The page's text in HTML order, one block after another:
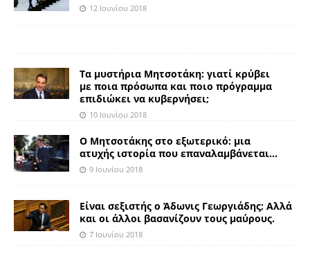
12 Ιουνίου 2018
Τα μυστήρια Μητσοτάκη: γιατί κρύβει
με ποια πρόσωπα και ποιο πρόγραμμα
επιδιώκει να κυβερνήσει;
10 Ιουνίου 2018
Ο Μητσοτάκης στο εξωτερικό: μια
ατυχής ιστορία που επαναλαμβάνεται…
9 Ιουνίου 2018
Είναι σεξιστής ο Άδωνις Γεωργιάδης; Αλλά
και οι άλλοι βασανίζουν τους μαύρους.
7 Ιουνίου 2018